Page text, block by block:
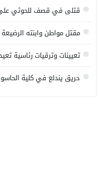
قتلى في قصف للحوثي
مقتل مواطن وابنته
تعيينات وترقيات رئاسية
حريق يندلع في كلية